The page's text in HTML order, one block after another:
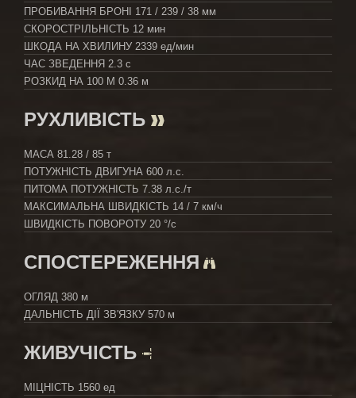
ПРОБИВАННЯ БРОНІ 171 / 239 / 38 мм
СКОРОСТРІЛЬНІСТЬ 12 мин
ШКОДА НА ХВИЛИНУ 2339 ед/мин
ЧАС ЗВЕДЕННЯ 2.3 с
РОЗКИД НА 100 М 0.36 м
РУХЛИВІСТЬ
МАСА 81.28 / 85 т
ПОТУЖНІСТЬ ДВИГУНА 600 л.с.
ПИТОМА ПОТУЖНІСТЬ 7.38 л.с./т
МАКСИМАЛЬНА ШВИДКІСТЬ 14 / 7 км/ч
ШВИДКІСТЬ ПОВОРОТУ 20 °/с
СПОСТЕРЕЖЕННЯ
ОГЛЯД 380 м
ДАЛЬНІСТЬ ДІЇ ЗВ'ЯЗКУ 570 м
ЖИВУЧІСТЬ
МІЦНІСТЬ 1560 ед